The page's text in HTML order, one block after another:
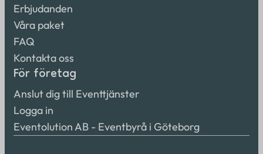
Erbjudanden
Våra paket
FAQ
Kontakta oss
För företag
Anslut dig till Eventtjänster
Logga in
Eventolution AB - Eventbyrå i Göteborg